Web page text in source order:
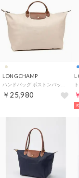
LONGCHAMP
￥25,980